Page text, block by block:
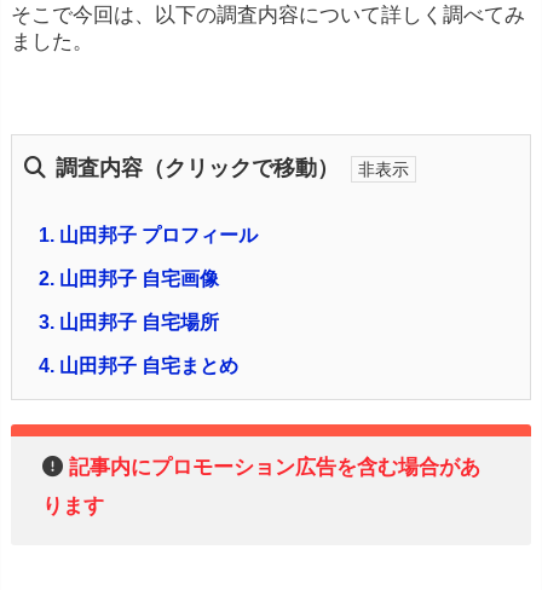
そこで今回は、以下の調査内容について詳しく調べてみ
ました。
調査内容（クリックで移動）
1. 山田邦子 プロフィール
2. 山田邦子 自宅画像
3. 山田邦子 自宅場所
4. 山田邦子 自宅まとめ
記事内にプロモーション広告を含む場合があ
ります